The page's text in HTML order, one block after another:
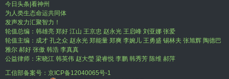
今日头条|看神州
为人类生态命运共同体
发声发力汇聚智力！
轮值总编：韩雄亮 郑好 江山 王京忠 赵永光 王启峰 刘亚娜 张爱
轮值主编：成才 孔之众 赵永光 郑能量 郑爽 李婉儿 王勇盛 锡林夫 张旭辉 陶德巴
雅尔 郝好 张傲 韩浩 李真真
公益律师：宋晓江 韩英伟 赵大瑩 梁睿悦 李鹏 韩秀芳 陈维 郝萍
工信部备案号： 京ICP备12040065号-1